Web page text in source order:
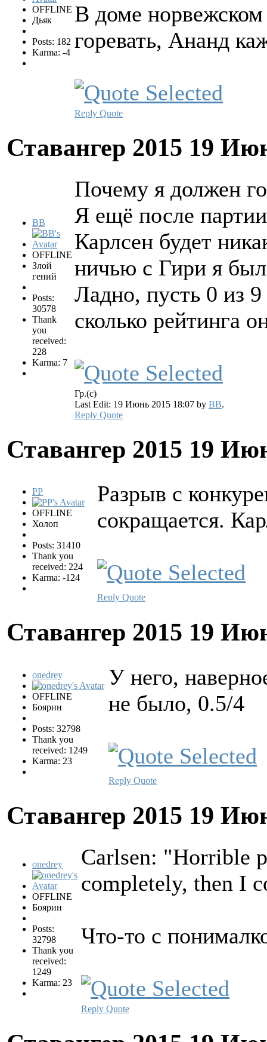
OFFLINE
Дьяк
Posts: 182
Karma: -4
В доме
горевать, Ананд
Reply Quote
Ставангер 2015 19
BB
OFFLINE
Злой
гений
Posts:
30578
Thank
you
received:
228
Karma: 7
Почему я должен
Я ещё после
Карлсен будет
ничью с Гири я был
Ладно, пусть 0 из
сколько рейтинга
Гр.(с)
Last Edit: 19 Июнь 2015 18:07 by BB.
Reply Quote
Ставангер 2015 19
PP
OFFLINE
Холоп
Posts: 31410
Thank you
received: 224
Karma: -124
Разрыв с
сокращается.
Reply Quote
Ставангер 2015 19
onedrey
OFFLINE
Боярин
Posts: 32798
Thank you
received: 1249
Karma: 23
У него,
не было, 0.5/4
Reply Quote
Ставангер 2015 19
onedrey
OFFLINE
Боярин
Posts:
32798
Thank you
received:
1249
Karma: 23
Carlsen: "Horrible
completely, then I
Что-то с
Reply Quote